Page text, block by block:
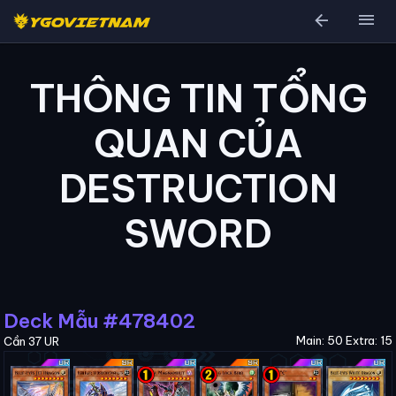
arrow_back menu
THÔNG TIN TỔNG
QUAN CỦA
DESTRUCTION
SWORD
Deck Mẫu #478402
Cần 37 UR Main: 50 Extra: 15